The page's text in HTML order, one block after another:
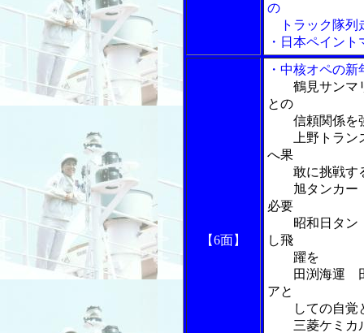
の
トラック隊列
・日本ペイン
【6面】
・中核オペの
鶴見サンマ
との
信頼関係を
上野トランス
へ果
敢に挑戦す
旭タンカー
必要
昭和日タン
し飛
躍を
田渕海運 田
アと
しての自覚
三菱ケミカル